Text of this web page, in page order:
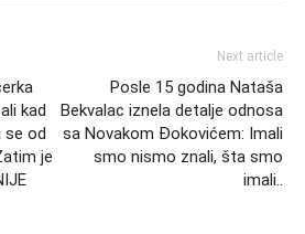
kad
se od
je
Next article
Posle 15 godina Nataša
Bekvalac iznela detalje odnosa
sa Novakom Đokovićem: Imali
smo nismo znali, šta smo
imali..